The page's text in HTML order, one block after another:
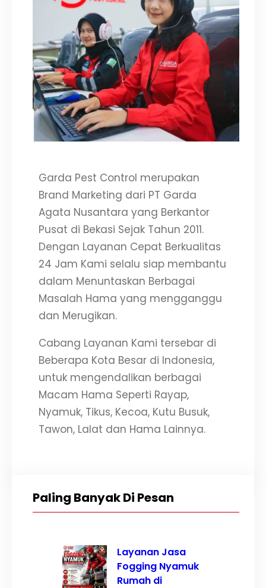
Garda Pest Control merupakan
Brand Marketing dari PT Garda
Agata Nusantara yang Berkantor
Pusat di Bekasi Sejak Tahun 2011.
Dengan Layanan Cepat Berkualitas
24 Jam Kami selalu siap membantu
dalam Menuntaskan Berbagai
Masalah Hama yang mengganggu
dan Merugikan.
Cabang Layanan Kami tersebar di
Beberapa Kota Besar di Indonesia,
untuk mengendalikan berbagai
Macam Hama Seperti Rayap,
Nyamuk, Tikus, Kecoa, Kutu Busuk,
Tawon, Lalat dan Hama Lainnya.
Paling Banyak Di Pesan
Layanan Jasa
Fogging Nyamuk
Rumah di